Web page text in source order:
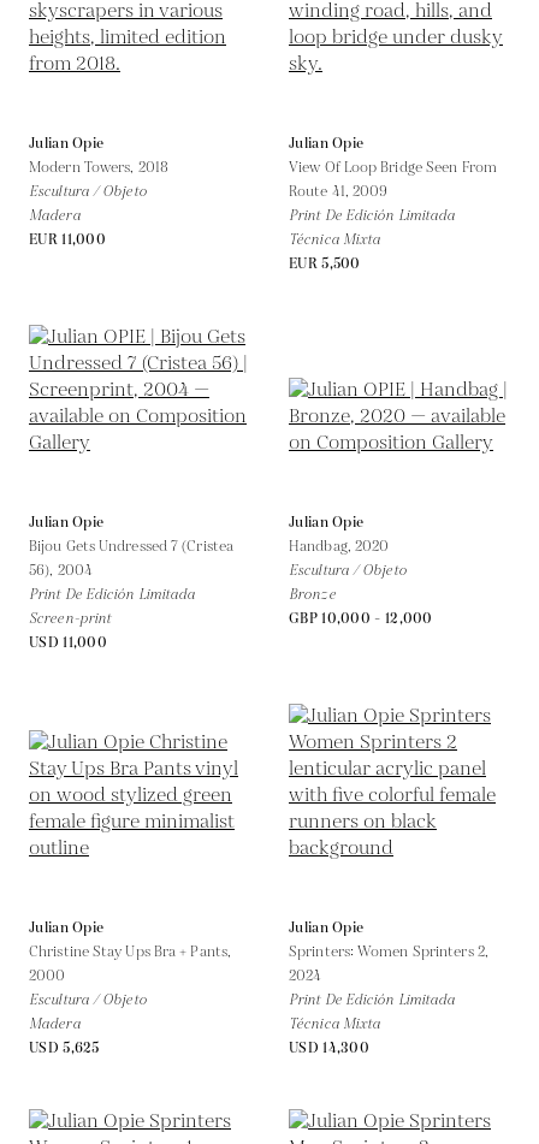
Julian Opie
Modern Towers, 2018
Escultura / Objeto
Madera
EUR 11,000
Julian Opie
View Of Loop Bridge Seen From
Route 41, 2009
Print De Edición Limitada
Técnica Mixta
EUR 5,500
Julian Opie
Bijou Gets Undressed 7 (Cristea
56), 2004
Print De Edición Limitada
Screen-print
USD 11,000
Julian Opie
Handbag, 2020
Escultura / Objeto
Bronze
GBP 10,000 - 12,000
Julian Opie
Christine Stay Ups Bra + Pants,
2000
Escultura / Objeto
Madera
USD 5,625
Julian Opie
Sprinters: Women Sprinters 2,
2024
Print De Edición Limitada
Técnica Mixta
USD 14,300